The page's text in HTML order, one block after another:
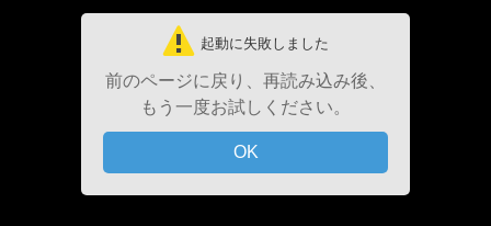
起動に失敗しました
前のページに戻り、再読み込み後、
もう一度お試しください。
OK